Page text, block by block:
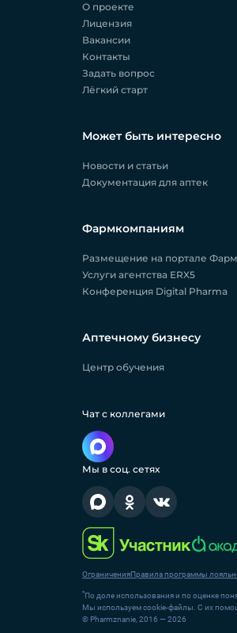
О проекте
Лицензия
Вакансии
Контакты
Задать вопрос
Лёгкий старт
Может быть интересно
Новости и статьи
Документация для аптек
Фармкомпаниям
Размещение на портале
Услуги агентства ERX5
Конференция Digital Pharma
Аптечному бизнесу
Центр обучения
Чат с коллегами
Мы в соц. сетях
ОграниченияПравила программы
*По доле использования и по оценке
Мы используем cookie-файлы. С их
© Pharmznanie, 2016 — 2026